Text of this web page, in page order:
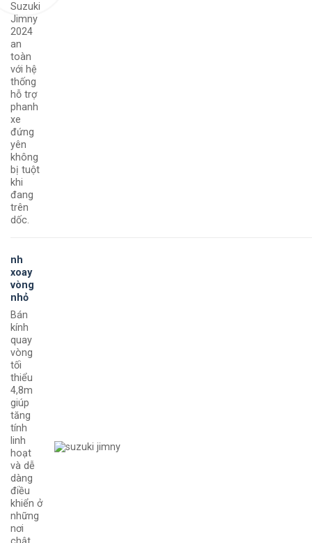
Suzuki
Jimny
2024
an
toàn
với hệ
thống
hỗ trợ
phanh
xe
đứng
yên
không
bị tuột
khi
đang
trên
dốc.
nh
xoay
vòng
nhỏ
Bán
kính
quay
vòng
tối
thiểu
4,8m
giúp
tăng
tính
linh
hoạt
và dễ
dàng
điều
khiển ở
những
nơi